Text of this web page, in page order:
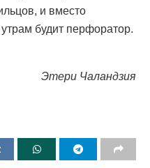
и вместо
будит перфоратор.
Этери Чаландзия